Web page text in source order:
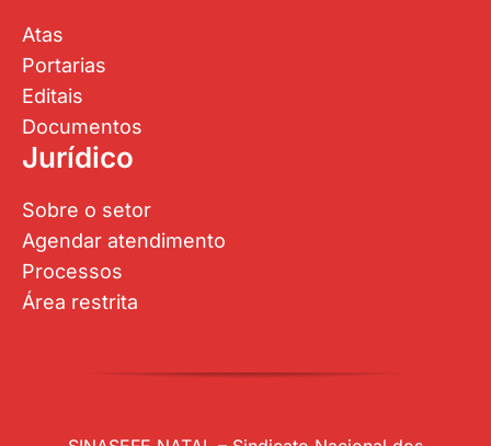
Atas
Portarias
Editais
Documentos
Jurídico
Sobre o setor
Agendar atendimento
Processos
Área restrita